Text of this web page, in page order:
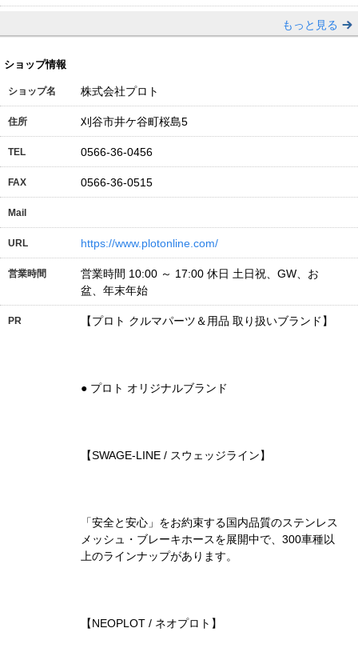
もっと見る
ショップ情報
ショップ名 株式会社プロト
住所 刈谷市井ケ谷町桜島5
TEL 0566-36-0456
FAX 0566-36-0515
Mail
URL https://www.plotonline.com/
営業時間
営業時間 10:00 ～ 17:00 休日 土日祝、GW、お
盆、年末年始
PR 【プロト クルマパーツ＆用品 取り扱いブランド】
● プロト オリジナルブランド
【SWAGE-LINE / スウェッジライン】
「安全と安心」をお約束する国内品質のステンレス
メッシュ・ブレーキホースを展開中で、300車種以
上のラインナップがあります。
【NEOPLOT / ネオプロト】